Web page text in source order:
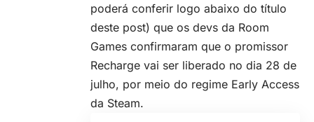
poderá conferir logo abaixo do título
deste post) que os devs da Room
Games confirmaram que o promissor
Recharge vai ser liberado no dia 28 de
julho, por meio do regime Early Access
da Steam.